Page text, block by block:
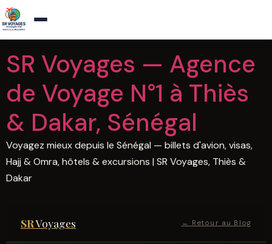
auSR Voyages — Agence
de Voyage N°1 à Thiès
& Dakar, Sénégal
Voyagez mieux depuis le Sénégal — billets d'avion, visas,
Hajj & Omra, hôtels & excursions | SR Voyages, Thiès &
Dakar
SRVoyages ← Retour au Blog